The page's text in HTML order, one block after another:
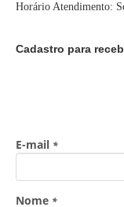
Horário Atendimento:
Cadastro para